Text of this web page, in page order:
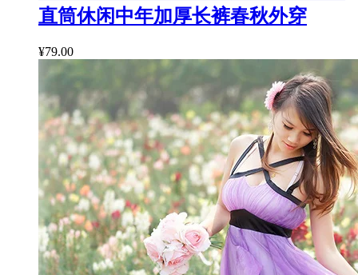
直筒休闲中年加厚长裤春秋外穿
¥79.00